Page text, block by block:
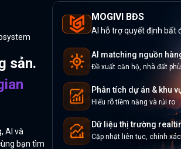
sản.
AI và
bạn tìm
MOGIVI BĐS
AI hỗ trợ quyết định bất
AI matching nguồn
Đề xuất căn hộ, nhà đất
Phân tích dự án & khu
Hiểu rõ tiềm năng và rủi ro
Dữ liệu thị trường
Cập nhật liên tục, chính xác